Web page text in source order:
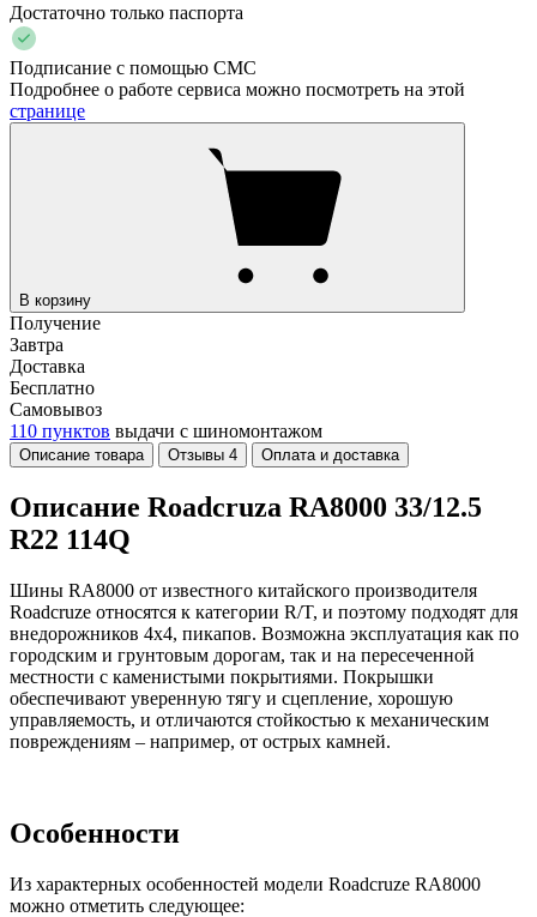
Достаточно только паспорта
Подписание с помощью СМС
Подробнее о работе сервиса можно посмотреть на этой
странице
В корзину
Получение
Завтра
Доставка
Бесплатно
Самовывоз
110 пунктов выдачи с шиномонтажом
Описание товара Отзывы 4 Оплата и доставка
Описание Roadcruza RA8000 33/12.5
R22 114Q
Шины RA8000 от известного китайского производителя
Roadcruze относятся к категории R/T, и поэтому подходят для
внедорожников 4x4, пикапов. Возможна эксплуатация как по
городским и грунтовым дорогам, так и на пересеченной
местности с каменистыми покрытиями. Покрышки
обеспечивают уверенную тягу и сцепление, хорошую
управляемость, и отличаются стойкостью к механическим
повреждениям – например, от острых камней.
Особенности
Из характерных особенностей модели Roadcruze RA8000
можно отметить следующее: